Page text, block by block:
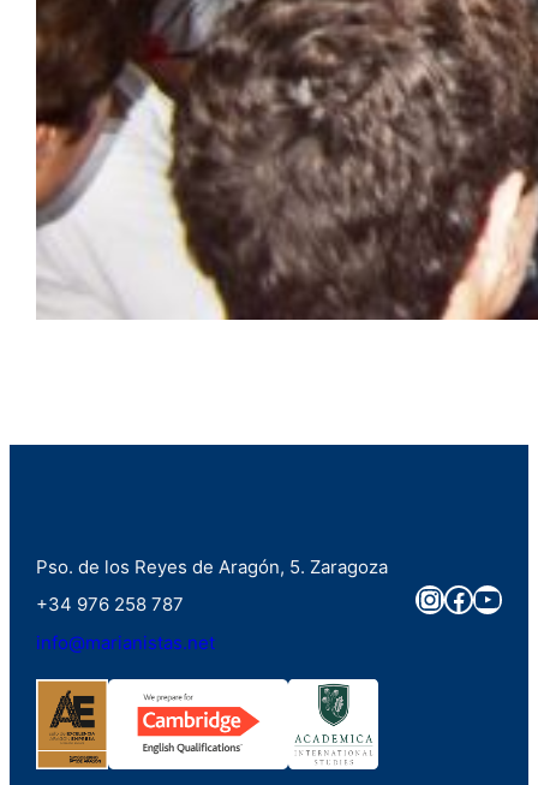
Pso. de los Reyes de Aragón, 5. Zaragoza
+34 976 258 787
info@marianistas.net